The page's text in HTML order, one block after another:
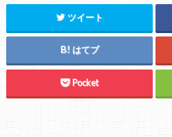
ツイート
はてブ
Pocket